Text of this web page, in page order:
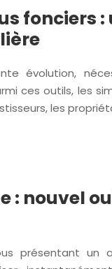
fonciers
évolution,
ces outils, les
les
: nouvel
présentant